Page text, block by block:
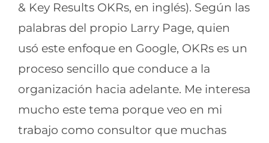
& Key Results OKRs, en inglés). Según las
palabras del propio Larry Page, quien
usó este enfoque en Google, OKRs es un
proceso sencillo que conduce a la
organización hacia adelante. Me interesa
mucho este tema porque veo en mi
trabajo como consultor que muchas